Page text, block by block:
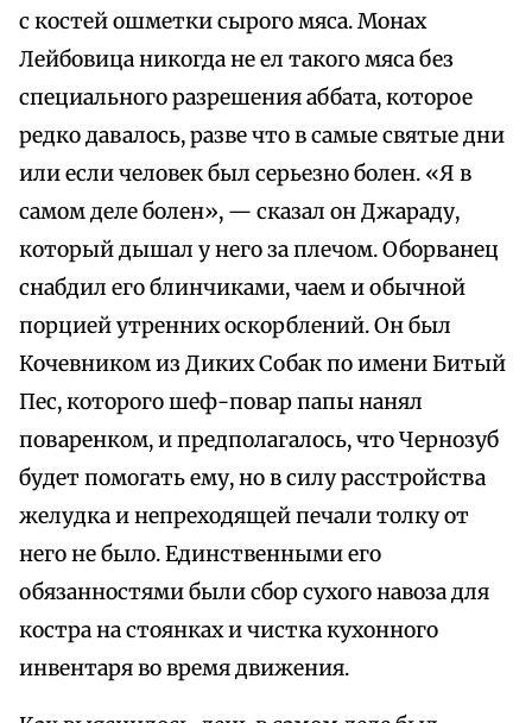
с костей ошметки сырого мяса. Монах
Лейбовица никогда не ел такого мяса без
специального разрешения аббата, которое
редко давалось, разве что в самые святые дни
или если человек был серьезно болен. «Я в
самом деле болен», — сказал он Джараду,
который дышал у него за плечом. Оборванец
снабдил его блинчиками, чаем и обычной
порцией утренних оскорблений. Он был
Кочевником из Диких Собак по имени Битый
Пес, которого шеф-повар папы нанял
поваренком, и предполагалось, что Чернозуб
будет помогать ему, но в силу расстройства
желудка и непреходящей печали толку от
него не было. Единственными его
обязанностями были сбор сухого навоза для
костра на стоянках и чистка кухонного
инвентаря во время движения.